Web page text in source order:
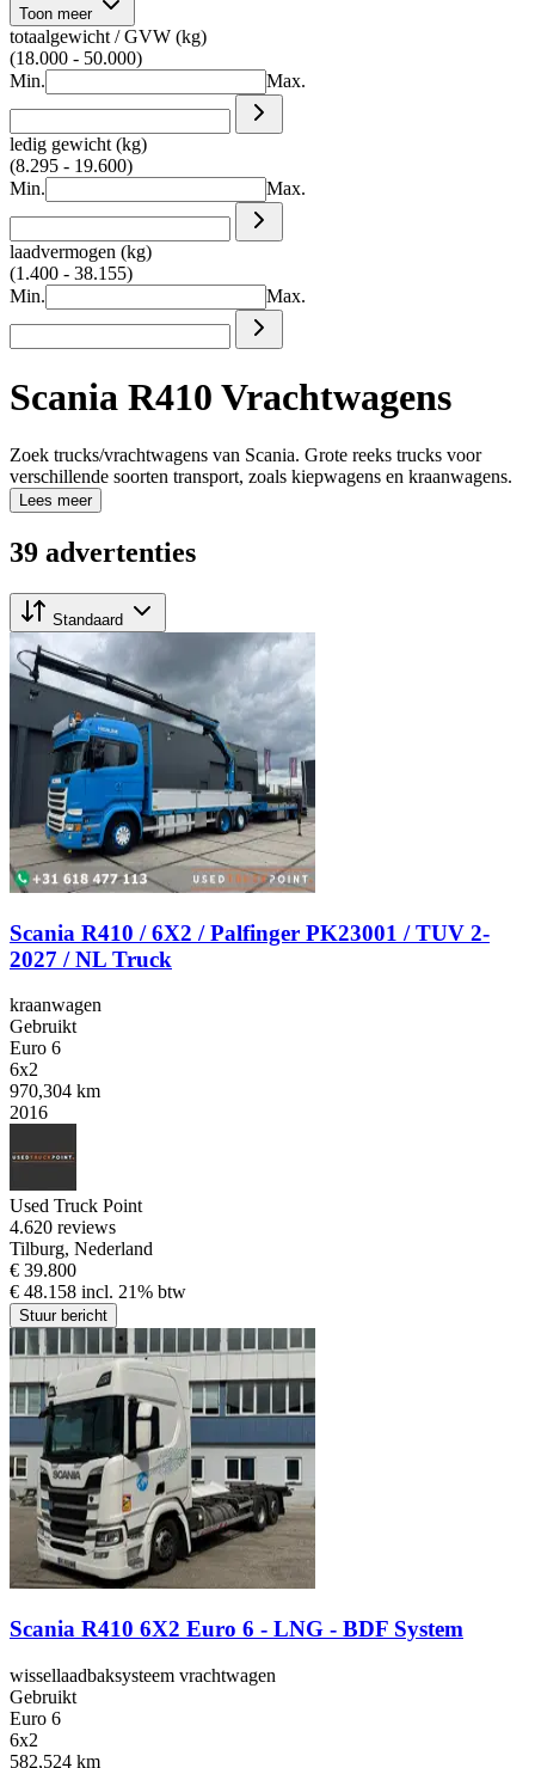
Toon meer
totaalgewicht / GVW (kg)
(18.000 - 50.000)
Min.
Max.
ledig gewicht (kg)
(8.295 - 19.600)
Min.
Max.
laadvermogen (kg)
(1.400 - 38.155)
Min.
Max.
Scania R410 Vrachtwagens
Zoek trucks/vrachtwagens van Scania. Grote reeks trucks voor
verschillende soorten transport, zoals kiepwagens en kraanwagens.
Lees meer
39 advertenties
Standaard
Scania R410 / 6X2 / Palfinger PK23001 / TUV 2-
2027 / NL Truck
kraanwagen
Gebruikt
Euro 6
6x2
970,304 km
2016
Used Truck Point
4.620 reviews
Tilburg, Nederland
€ 39.800
€ 48.158 incl. 21% btw
Stuur bericht
Scania R410 6X2 Euro 6 - LNG - BDF System
wissellaadbaksysteem vrachtwagen
Gebruikt
Euro 6
6x2
582,524 km